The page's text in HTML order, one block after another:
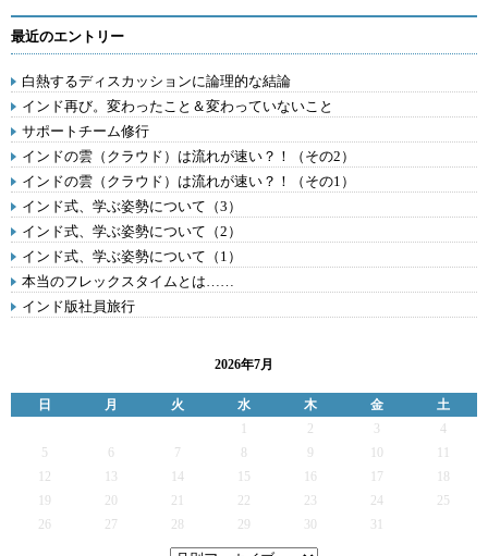
最近のエントリー
白熱するディスカッションに論理的な結論
インド再び。変わったこと＆変わっていないこと
サポートチーム修行
インドの雲（クラウド）は流れが速い？！（その2）
インドの雲（クラウド）は流れが速い？！（その1）
インド式、学ぶ姿勢について（3）
インド式、学ぶ姿勢について（2）
インド式、学ぶ姿勢について（1）
本当のフレックスタイムとは……
インド版社員旅行
2026年7月
日 月 火 水 木 金
土
2 3
4
5
6 7 9
12
13 14 15 16 17
19
20 21 22 23 24
25
26
27 28 29 30 31